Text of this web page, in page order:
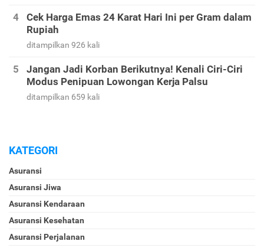
Cek Harga Emas 24 Karat Hari Ini per Gram dalam
Rupiah
ditampilkan 926 kali
Jangan Jadi Korban Berikutnya! Kenali Ciri-Ciri
Modus Penipuan Lowongan Kerja Palsu
ditampilkan 659 kali
KATEGORI
Asuransi
Asuransi Jiwa
Asuransi Kendaraan
Asuransi Kesehatan
Asuransi Perjalanan